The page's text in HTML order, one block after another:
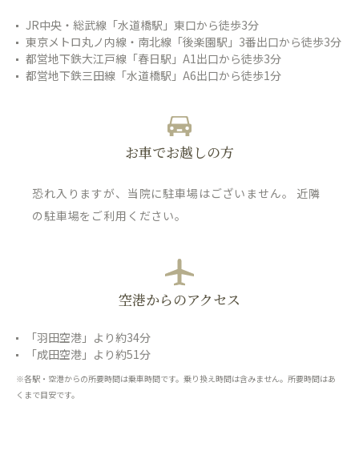
JR中央・総武線「水道橋駅」東口から徒歩3分
東京メトロ丸ノ内線・南北線「後楽園駅」3番出口から徒歩3分
都営地下鉄大江戸線「春日駅」A1出口から徒歩3分
都営地下鉄三田線「水道橋駅」A6出口から徒歩1分
お車でお越しの方
恐れ入りますが、当院に駐車場はございません。 近隣
の駐車場をご利用ください。
空港からのアクセス
「羽田空港」より約34分
「成田空港」より約51分
※各駅・空港からの所要時間は乗車時間です。乗り換え時間は含みません。所要時間はあ
くまで目安です。